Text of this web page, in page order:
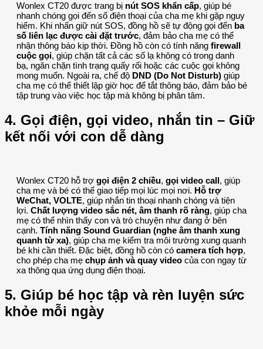
Wonlex CT20 được trang bị nút SOS khẩn cấp, giúp bé
nhanh chóng gọi đến số điện thoại của cha mẹ khi gặp nguy
hiểm. Khi nhấn giữ nút SOS, đồng hồ sẽ tự động gọi đến ba
số liên lạc được cài đặt trước, đảm bảo cha mẹ có thể
nhận thông báo kịp thời. Đồng hồ còn có tính năng firewall
cuộc gọi, giúp chặn tất cả các số lạ không có trong danh
bạ, ngăn chặn tình trạng quấy rối hoặc các cuộc gọi không
mong muốn. Ngoài ra, chế độ DND (Do Not Disturb) giúp
cha mẹ có thể thiết lập giờ học để tắt thông báo, đảm bảo bé
tập trung vào việc học tập mà không bị phân tâm.
4. Gọi điện, gọi video, nhắn tin – Giữ
kết nối với con dễ dàng
Wonlex CT20 hỗ trợ gọi điện 2 chiều, gọi video call, giúp
cha mẹ và bé có thể giao tiếp mọi lúc mọi nơi. Hỗ trợ
WeChat, VOLTE, giúp nhắn tin thoại nhanh chóng và tiện
lợi. Chất lượng video sắc nét, âm thanh rõ ràng, giúp cha
mẹ có thể nhìn thấy con và trò chuyện như đang ở bên
cạnh. Tính năng Sound Guardian (nghe âm thanh xung
quanh từ xa), giúp cha mẹ kiểm tra môi trường xung quanh
bé khi cần thiết. Đặc biệt, đồng hồ còn có camera tích hợp,
cho phép cha mẹ chụp ảnh và quay video của con ngay từ
xa thông qua ứng dụng điện thoại.
5. Giúp bé học tập và rèn luyện sức
khỏe mỗi ngày